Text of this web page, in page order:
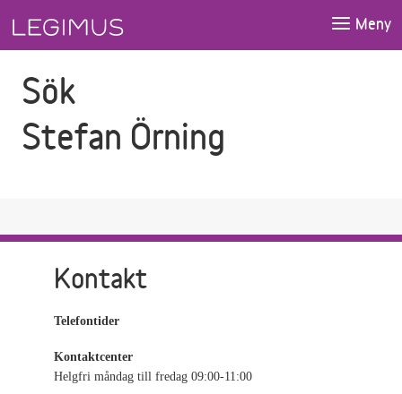
Meny
Sök
Stefan Örning
Kontakt
Telefontider
Kontaktcenter
Helgfri måndag till fredag 09:00-11:00